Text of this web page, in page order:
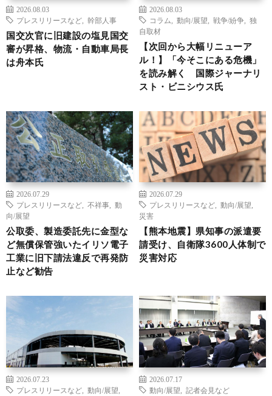
2026.08.03
プレスリリースなど
幹部人事
国交次官に旧建設の塩見国交
審が昇格、物流・自動車局長
は舟本氏
2026.08.03
コラム
動向/展望 戦争/紛争
独
自取材
【次回から大幅リニューア
ル！】「今そこにある危機」
を読み解く 国際ジャーナリ
スト・ビニシウス氏
2026.07.29
プレスリリースなど
不祥事
動
向/展望
公取委、製造委託先に金型な
ど無償保管強いたイリソ電子
工業に旧下請法違反で再発防
止など勧告
2026.07.29
プレスリリースなど
動向/展望
災害
【熊本地震】県知事の派遣要
請受け、自衛隊3600人体制で
災害対応
2026.07.23
プレスリリースなど
動向/展望
2026.07.17
動向/展望
記者会見など